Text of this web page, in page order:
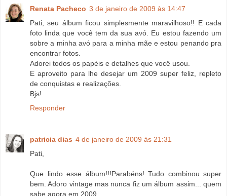
Renata Pacheco 3 de janeiro de 2009 às 14:47
Pati, seu álbum ficou simplesmente maravilhoso!! E cada
foto linda que você tem da sua avó. Eu estou fazendo um
sobre a minha avó para a minha mãe e estou penando pra
encontrar fotos.
Adorei todos os papéis e detalhes que você usou.
E aproveito para lhe desejar um 2009 super feliz, repleto
de conquistas e realizações.
Bjs!
Responder
patricia dias 4 de janeiro de 2009 às 21:31
Pati,
Que lindo esse álbum!!!Parabéns! Tudo combinou super
bem. Adoro vintage mas nunca fiz um álbum assim... quem
sabe agora em 2009...